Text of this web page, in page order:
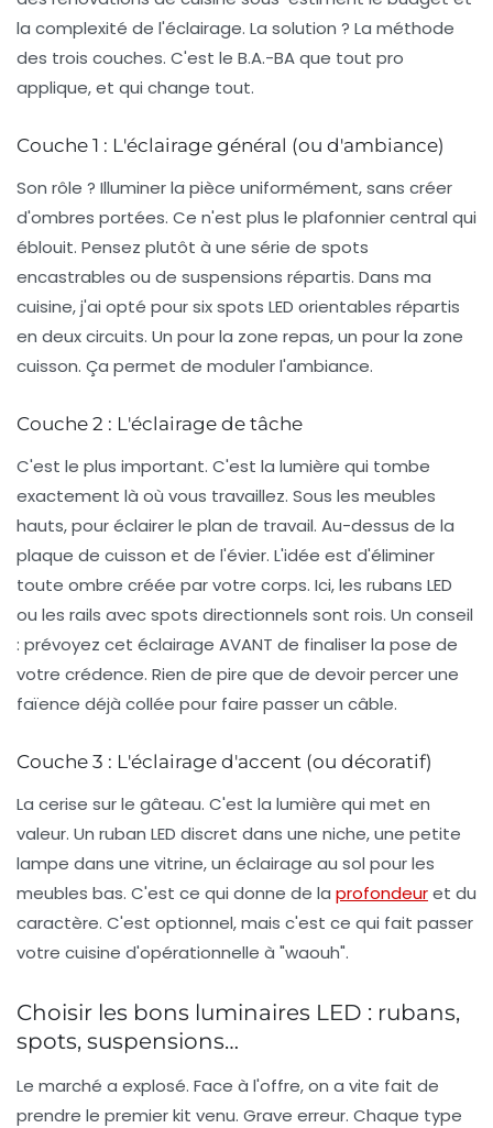
la complexité de l'éclairage. La solution ? La méthode
des trois couches. C'est le B.A.-BA que tout pro
applique, et qui change tout.
Couche 1 : L'éclairage général (ou d'ambiance)
Son rôle ? Illuminer la pièce uniformément, sans créer
d'ombres portées. Ce n'est plus le plafonnier central qui
éblouit. Pensez plutôt à une série de spots
encastrables ou de suspensions répartis. Dans ma
cuisine, j'ai opté pour six spots LED orientables répartis
en deux circuits. Un pour la zone repas, un pour la zone
cuisson. Ça permet de moduler l'ambiance.
Couche 2 : L'éclairage de tâche
C'est le plus important. C'est la lumière qui tombe
exactement là où vous travaillez. Sous les meubles
hauts, pour éclairer le plan de travail. Au-dessus de la
plaque de cuisson et de l'évier. L'idée est d'éliminer
toute ombre créée par votre corps. Ici, les rubans LED
ou les rails avec spots directionnels sont rois. Un conseil
: prévoyez cet éclairage AVANT de finaliser la pose de
votre crédence. Rien de pire que de devoir percer une
faïence déjà collée pour faire passer un câble.
Couche 3 : L'éclairage d'accent (ou décoratif)
La cerise sur le gâteau. C'est la lumière qui met en
valeur. Un ruban LED discret dans une niche, une petite
lampe dans une vitrine, un éclairage au sol pour les
meubles bas. C'est ce qui donne de la profondeuret du
caractère. C'est optionnel, mais c'est ce qui fait passer
votre cuisine d'opérationnelle à "waouh".
Choisir les bons luminaires LED : rubans,
spots, suspensions…
Le marché a explosé. Face à l'offre, on a vite fait de
prendre le premier kit venu. Grave erreur. Chaque type